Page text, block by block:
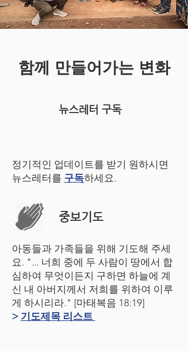
함께 만들어가는 변화
뉴스레터 구독
정기적인 업데이트를 받기 원하시면
뉴스레터를 구독하세요.
​중보기도
아동들과 가족들을 위해 기도해 주세
요. "... 너희 중에 두 사람이 땅에서 합
심하여 무엇이든지 구하면 하늘에 계
신 내 아버지께서 저희를 위하여 이루
게 하시리라." [마태복음 18:19]
> 기도제목 리스트